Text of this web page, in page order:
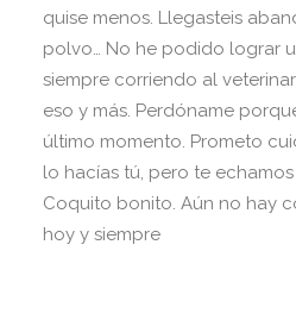
quise menos. Llegasteis
polvo… No he podido lograr
siempre corriendo al
eso y más. Perdóname
último momento. Prometo
lo hacías tú, pero te
Coquito bonito. Aún no hay
hoy y siempre